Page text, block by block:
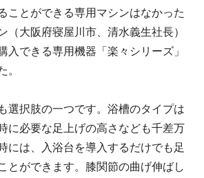
ことができる専用マシンはなかった
（大阪府寝屋川市、清水義生社長）
入できる専用機器「楽々シリーズ」
。
選択肢の一つです。浴槽のタイプは
に必要な足上げの高さなども千差万
には、入浴台を導入するだけでも足
とができます。膝関節の曲げ伸ばし